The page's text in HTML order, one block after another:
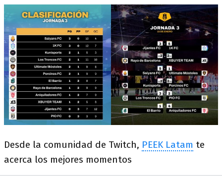
Desde la comunidad de Twitch, PEEK Latam te
acerca los mejores momentos